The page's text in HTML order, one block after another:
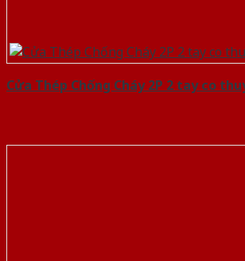
Cửa Thép Chống Cháy 2P 2 tay co